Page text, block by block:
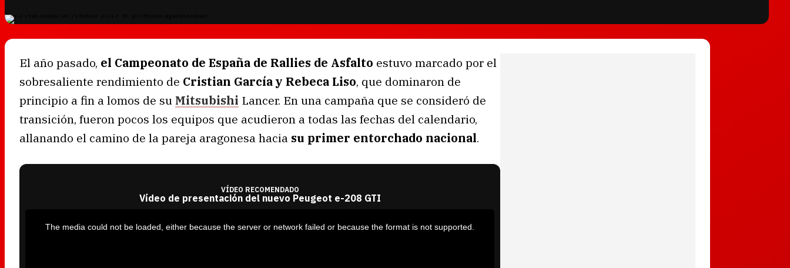
El año pasado, el Campeonato de España de Rallies de Asfalto estuvo marcado por el
sobresaliente rendimiento de Cristian García y Rebeca Liso, que dominaron de
principio a fin a lomos de su Mitsubishi Lancer. En una campaña que se consideró de
transición, fueron pocos los equipos que acudieron a todas las fechas del calendario,
allanando el camino de la pareja aragonesa hacia su primer entorchado nacional.
VÍDEO RECOMENDADO
Vídeo de presentación del nuevo Peugeot e-208 GTI
The media could not be loaded, either because the server or network failed or because the format is not supported.